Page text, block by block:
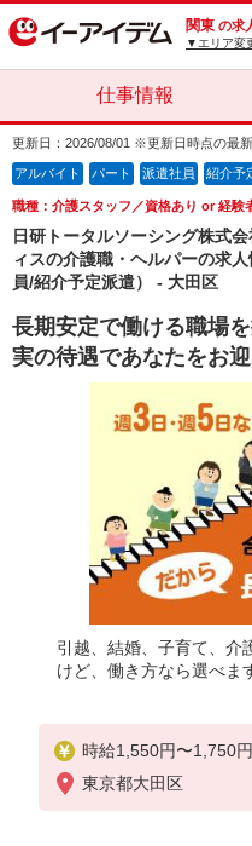
関東 の求
▼エリア変
仕事情報
更新日：2026/08/01 ※更新日時点の最
アルバイト パート 派遣社員 紹介予
職種：介護スタッフ／資格あり or 経験
日研トータルソーシング株式
ィスの介護職・ヘルパーの求
員/紹介予定派遣） - 大田区
長期安定で働ける職場
実の待遇であなたをお迎
引越、結婚、子育て、介
けど、働き方なら選べ
時給1,550円〜1,750円
◆無資格・経験者：時
東京都大田区